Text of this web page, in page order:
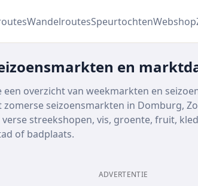
WandelroutesSpeurtochtenWebshop
en
overzicht van weekmarkten en
seizoensmarkten in Domburg,
streekshopen, vis, groente, fruit,
of badplaats.
ADVERTENTIE